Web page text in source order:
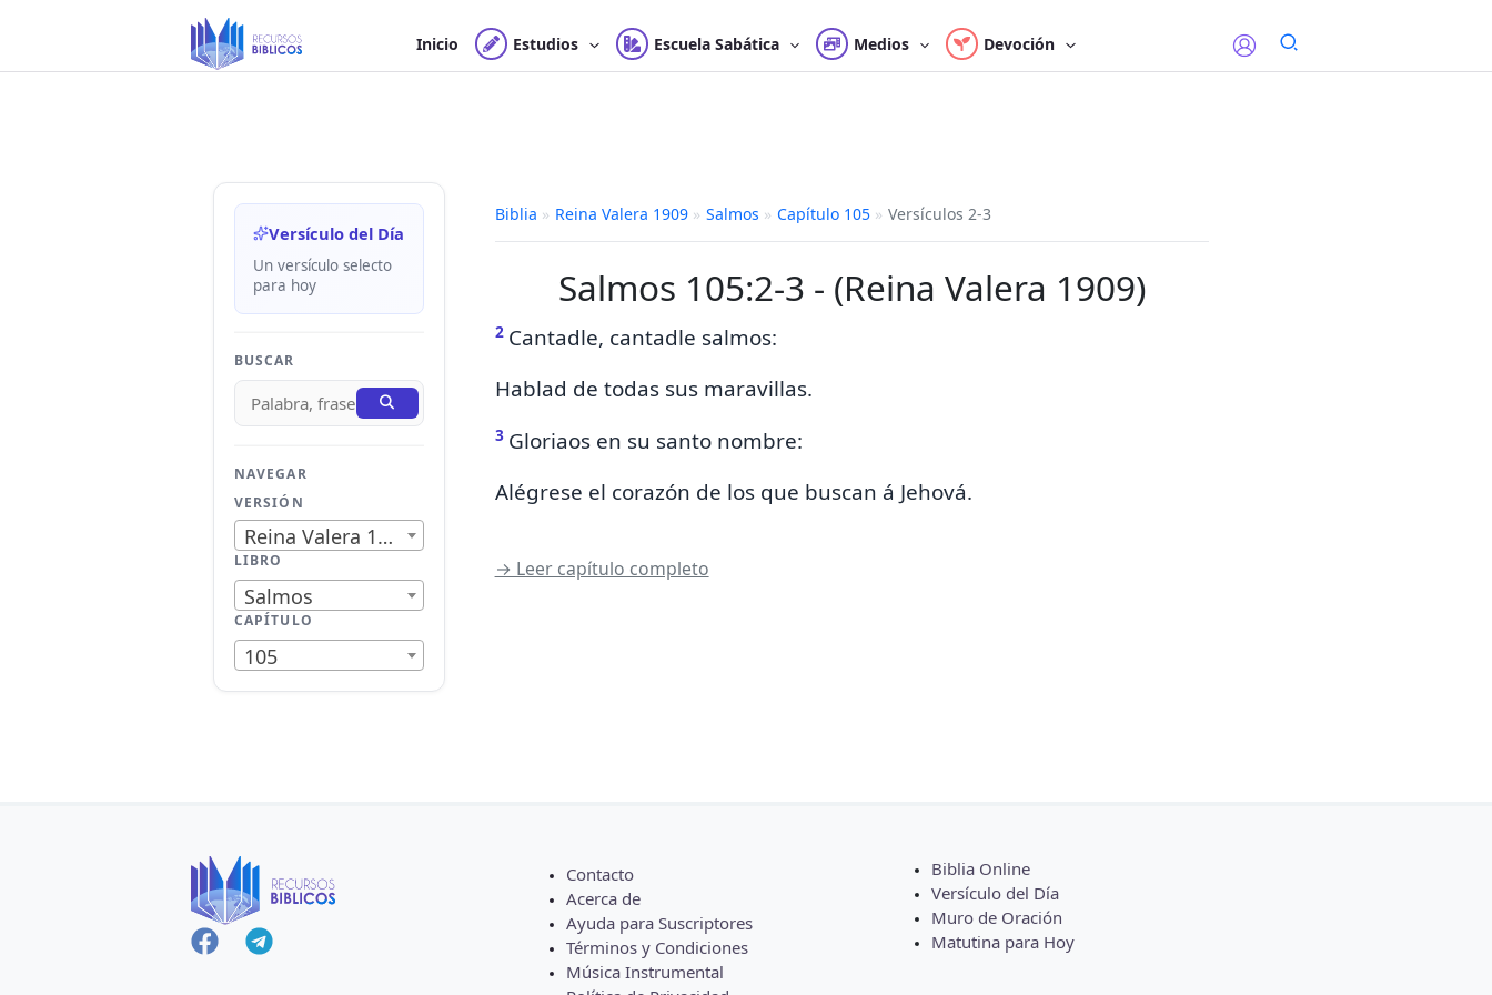
contenido
Inicio Estudios Escuela Sabática Medios Devoción
Versículo del Día
Un versículo selecto
para hoy
BUSCAR
NAVEGAR
VERSIÓN
Reina Valera 1909
LIBRO
Salmos
CAPÍTULO
105
Biblia » Reina Valera 1909 » Salmos » Capítulo 105 » Versículos 2-3
Salmos 105:2-3 - (Reina Valera 1909)
2 Cantadle, cantadle salmos:
Hablad de todas sus maravillas.
3 Gloriaos en su santo nombre:
Alégrese el corazón de los que buscan á Jehová.
→ Leer capítulo completo
Contacto
Acerca de
Ayuda para Suscriptores
Términos y Condiciones
Música Instrumental
Biblia Online
Versículo del Día
Muro de Oración
Matutina para Hoy